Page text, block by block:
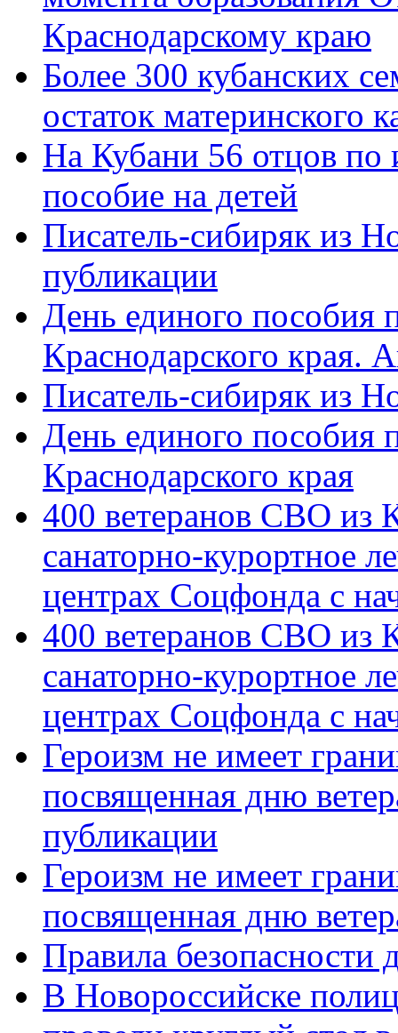
Краснодарскому краю
Более 300 кубанских
остаток материнского
На Кубани 56 отцов по
пособие на детей
Писатель-сибиряк из
публикации
День единого пособия
Краснодарского края.
Писатель-сибиряк из
День единого пособия
Краснодарского края
400 ветеранов СВО из
санаторно-курортное
центрах Соцфонда с
400 ветеранов СВО из
санаторно-курортное
центрах Соцфонда с
Героизм не имеет
посвященная дню
публикации
Героизм не имеет
посвященная дню
Правила безопасности
В Новороссийске